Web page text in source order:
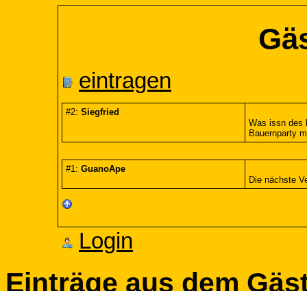
eintragen
#2: Siegfried
Was issn des
Bauernparty
#1: GuanoApe
Die nächste
Login
Einträge aus dem